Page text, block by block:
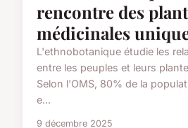
rencontre des
médicinales
L'ethnobotanique étudie les
entre les peuples et leurs
Selon l'OMS, 80% de la
e...
9 décembre 2025